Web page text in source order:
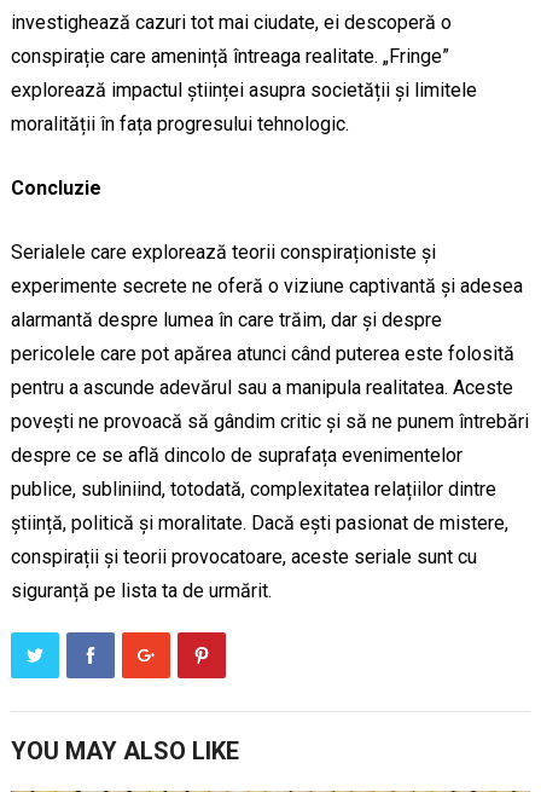
investighează cazuri tot mai ciudate, ei descoperă o
conspirație care amenință întreaga realitate. „Fringe”
explorează impactul științei asupra societății și limitele
moralității în fața progresului tehnologic.
Concluzie
Serialele care explorează teorii conspiraționiste și
experimente secrete ne oferă o viziune captivantă și adesea
alarmantă despre lumea în care trăim, dar și despre
pericolele care pot apărea atunci când puterea este folosită
pentru a ascunde adevărul sau a manipula realitatea. Aceste
povești ne provoacă să gândim critic și să ne punem întrebări
despre ce se află dincolo de suprafața evenimentelor
publice, subliniind, totodată, complexitatea relațiilor dintre
știință, politică și moralitate. Dacă ești pasionat de mistere,
conspirații și teorii provocatoare, aceste seriale sunt cu
siguranță pe lista ta de urmărit.
YOU MAY ALSO LIKE